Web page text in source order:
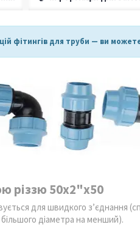
фітингів для труби — ви
різзю 50х2"х50
для швидкого зʼєднання
діаметра на менший).